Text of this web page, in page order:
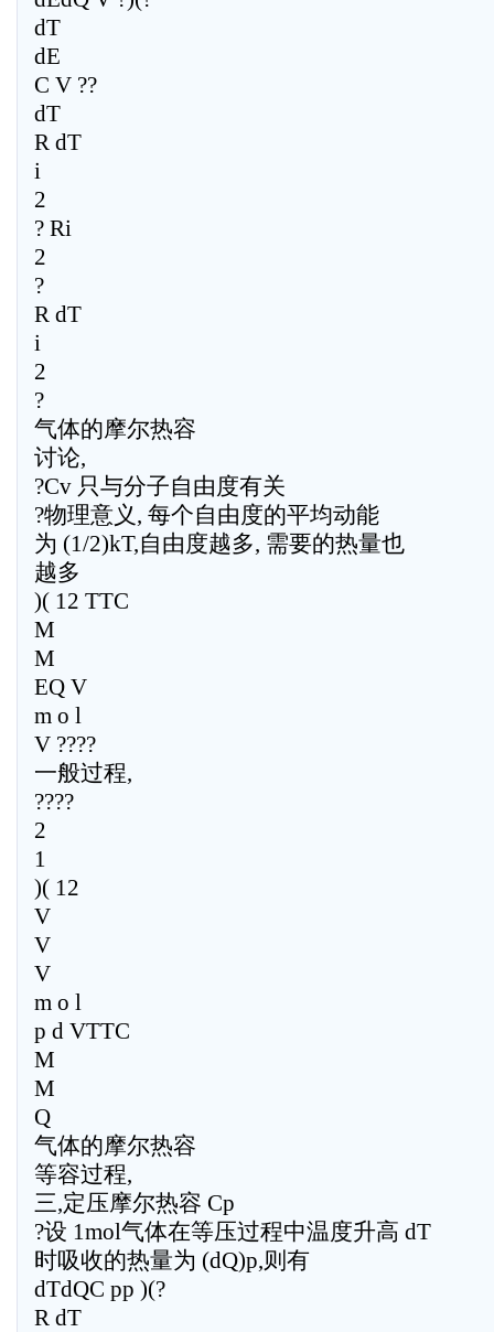
dT
dE
C V ??
dT
R dT
i
2
? Ri
2
?
R dT
i
2
?
气体的摩尔热容
讨论,
?Cv 只与分子自由度有关
?物理意义, 每个自由度的平均动能
为 (1/2)kT,自由度越多, 需要的热量也
越多
)( 12 TTC
M
M
EQ V
m o l
V ????
一般过程,
????
2
1
)( 12
V
V
V
m o l
p d VTTC
M
M
Q
气体的摩尔热容
等容过程,
三,定压摩尔热容 Cp
?设 1mol气体在等压过程中温度升高 dT
时吸收的热量为 (dQ)p,则有
dTdQC pp )(?
R dT